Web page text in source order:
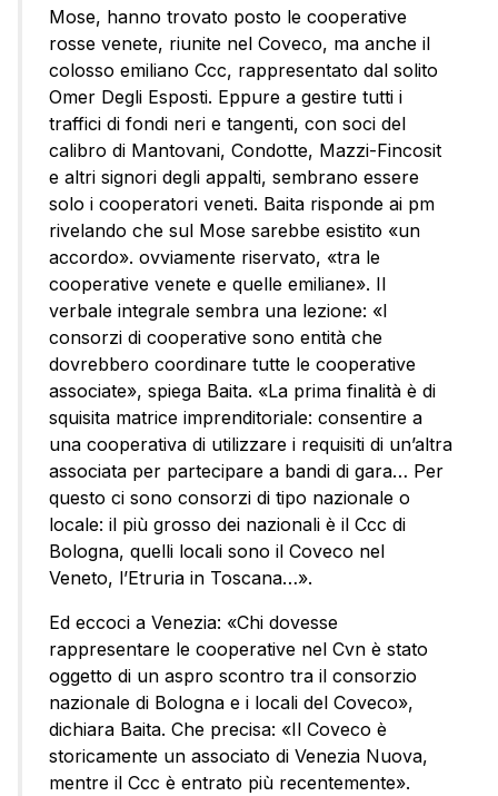
Mose, hanno trovato posto le cooperative
rosse venete, riunite nel Coveco, ma anche il
colosso emiliano Ccc, rappresentato dal solito
Omer Degli Esposti. Eppure a gestire tutti i
traffici di fondi neri e tangenti, con soci del
calibro di Mantovani, Condotte, Mazzi-Fincosit
e altri signori degli appalti, sembrano essere
solo i cooperatori veneti. Baita risponde ai pm
rivelando che sul Mose sarebbe esistito «un
accordo». ovviamente riservato, «tra le
cooperative venete e quelle emiliane». Il
verbale integrale sembra una lezione: «I
consorzi di cooperative sono entità che
dovrebbero coordinare tutte le cooperative
associate», spiega Baita. «La prima finalità è di
squisita matrice imprenditoriale: consentire a
una cooperativa di utilizzare i requisiti di un’altra
associata per partecipare a bandi di gara… Per
questo ci sono consorzi di tipo nazionale o
locale: il più grosso dei nazionali è il Ccc di
Bologna, quelli locali sono il Coveco nel
Veneto, l’Etruria in Toscana…».
Ed eccoci a Venezia: «Chi dovesse
rappresentare le cooperative nel Cvn è stato
oggetto di un aspro scontro tra il consorzio
nazionale di Bologna e i locali del Coveco»,
dichiara Baita. Che precisa: «Il Coveco è
storicamente un associato di Venezia Nuova,
mentre il Ccc è entrato più recentemente».